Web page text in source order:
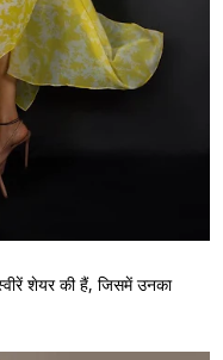
शेयर की हैं, जिसमें उनका